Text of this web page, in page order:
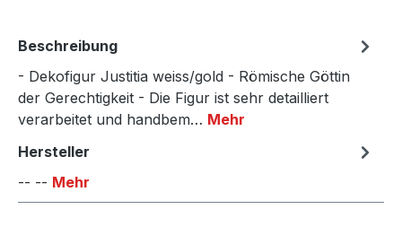
Beschreibung
- Dekofigur Justitia weiss/gold - Römische Göttin
der Gerechtigkeit - Die Figur ist sehr detailliert
verarbeitet und handbem… Mehr
Hersteller
-- -- Mehr